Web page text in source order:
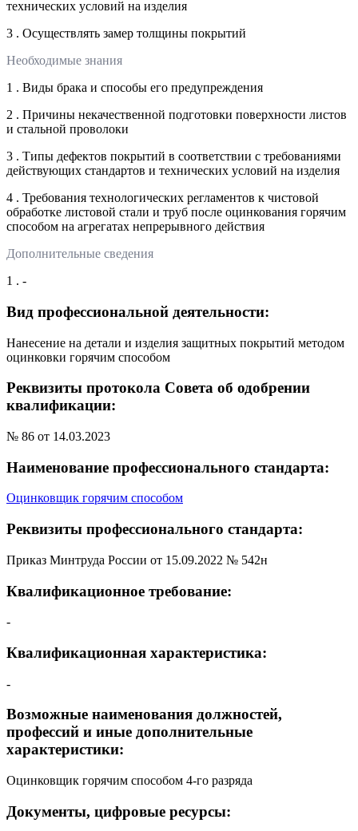
технических условий на изделия
3 . Осуществлять замер толщины покрытий
Необходимые знания
1 . Виды брака и способы его предупреждения
2 . Причины некачественной подготовки поверхности листов
и стальной проволоки
3 . Типы дефектов покрытий в соответствии с требованиями
действующих стандартов и технических условий на изделия
4 . Требования технологических регламентов к чистовой
обработке листовой стали и труб после оцинкования горячим
способом на агрегатах непрерывного действия
Дополнительные сведения
1 . -
Вид профессиональной деятельности:
Нанесение на детали и изделия защитных покрытий методом
оцинковки горячим способом
Реквизиты протокола Совета об одобрении
квалификации:
№ 86 от 14.03.2023
Наименование профессионального стандарта:
Оцинковщик горячим способом
Реквизиты профессионального стандарта:
Приказ Минтруда России от 15.09.2022 № 542н
Квалификационное требование:
-
Квалификационная характеристика:
-
Возможные наименования должностей,
профессий и иные дополнительные
характеристики:
Оцинковщик горячим способом 4-го разряда
Документы, цифровые ресурсы: